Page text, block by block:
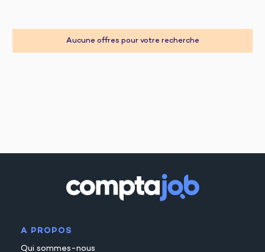
Aucune offres pour votre recherche
A PROPOS
Qui sommes-nous